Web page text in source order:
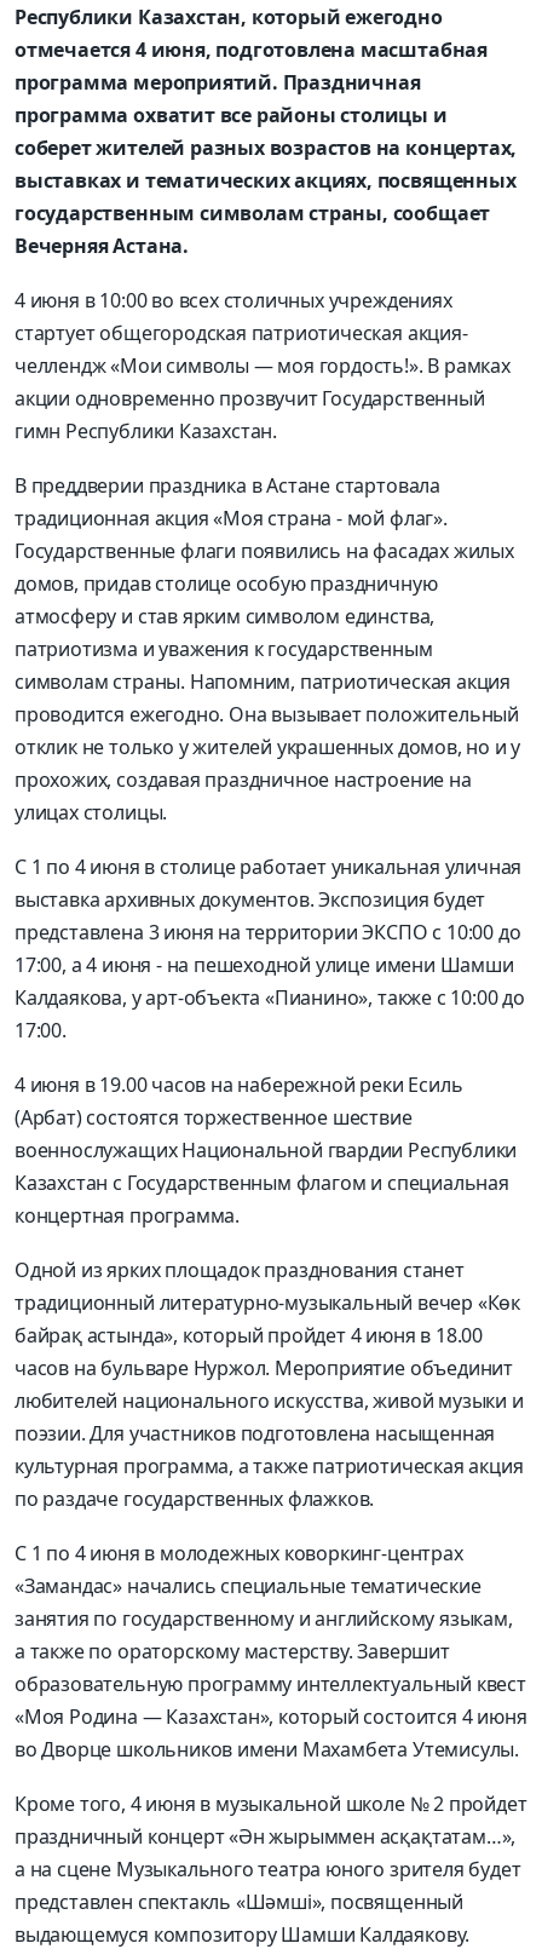
Республики Казахстан, который ежегодно
отмечается 4 июня, подготовлена масштабная
программа мероприятий. Праздничная
программа охватит все районы столицы и
соберет жителей разных возрастов на концертах,
выставках и тематических акциях, посвященных
государственным символам страны, сообщает
Вечерняя Астана.
4 июня в 10:00 во всех столичных учреждениях
стартует общегородская патриотическая акция-
челлендж «Мои символы — моя гордость!». В рамках
акции одновременно прозвучит Государственный
гимн Республики Казахстан.
В преддверии праздника в Астане стартовала
традиционная акция «Моя страна - мой флаг».
Государственные флаги появились на фасадах жилых
домов, придав столице особую праздничную
атмосферу и став ярким символом единства,
патриотизма и уважения к государственным
символам страны. Напомним, патриотическая акция
проводится ежегодно. Она вызывает положительный
отклик не только у жителей украшенных домов, но и у
прохожих, создавая праздничное настроение на
улицах столицы.
С 1 по 4 июня в столице работает уникальная уличная
выставка архивных документов. Экспозиция будет
представлена 3 июня на территории ЭКСПО с 10:00 до
17:00, а 4 июня - на пешеходной улице имени Шамши
Калдаякова, у арт-объекта «Пианино», также с 10:00 до
17:00.
4 июня в 19.00 часов на набережной реки Есиль
(Арбат) состоятся торжественное шествие
военнослужащих Национальной гвардии Республики
Казахстан с Государственным флагом и специальная
концертная программа.
Одной из ярких площадок празднования станет
традиционный литературно-музыкальный вечер «Көк
байрақ астында», который пройдет 4 июня в 18.00
часов на бульваре Нуржол. Мероприятие объединит
любителей национального искусства, живой музыки и
поэзии. Для участников подготовлена насыщенная
культурная программа, а также патриотическая акция
по раздаче государственных флажков.
С 1 по 4 июня в молодежных коворкинг-центрах
«Замандас» начались специальные тематические
занятия по государственному и английскому языкам,
а также по ораторскому мастерству. Завершит
образовательную программу интеллектуальный квест
«Моя Родина — Казахстан», который состоится 4 июня
во Дворце школьников имени Махамбета Утемисулы.
Кроме того, 4 июня в музыкальной школе № 2 пройдет
праздничный концерт «Ән жырыммен асқақтатам…»,
а на сцене Музыкального театра юного зрителя будет
представлен спектакль «Шәмші», посвященный
выдающемуся композитору Шамши Калдаякову.